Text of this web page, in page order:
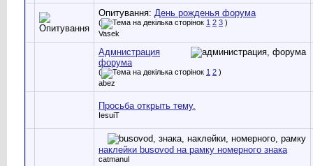
Опитування: День рожденья форума
( 1 2 3 )
Vasek
Адмнистрация
форума
( 1 2 )
abez
Просьба открыть тему.
IesuiT
наклейки busovod на рамку номерного знака
catmanul